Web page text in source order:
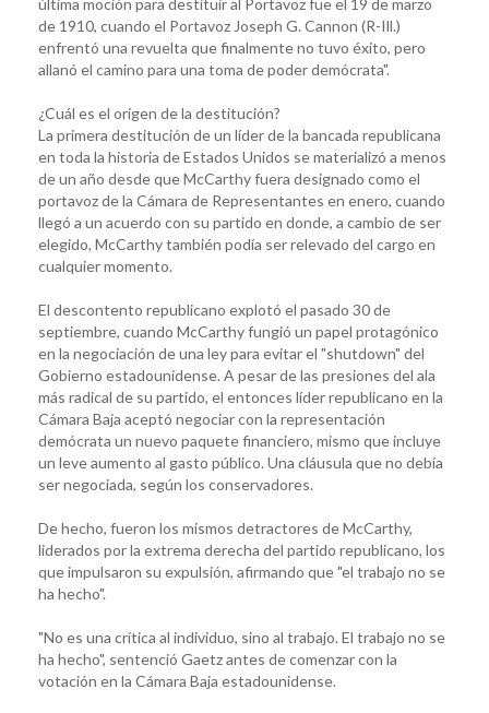
de 1910, cuando el Portavoz Joseph G. Cannon (R-Ill.)
enfrentó una revuelta que finalmente no tuvo éxito, pero
allanó el camino para una toma de poder demócrata".
¿Cuál es el origen de la destitución?
La primera destitución de un líder de la bancada republicana
en toda la historia de Estados Unidos se materializó a menos
de un año desde que McCarthy fuera designado como el
portavoz de la Cámara de Representantes en enero, cuando
llegó a un acuerdo con su partido en donde, a cambio de ser
elegido, McCarthy también podía ser relevado del cargo en
cualquier momento.
El descontento republicano explotó el pasado 30 de
septiembre, cuando McCarthy fungió un papel protagónico
en la negociación de una ley para evitar el "shutdown" del
Gobierno estadounidense. A pesar de las presiones del ala
más radical de su partido, el entonces líder republicano en la
Cámara Baja aceptó negociar con la representación
demócrata un nuevo paquete financiero, mismo que incluye
un leve aumento al gasto público. Una cláusula que no debía
ser negociada, según los conservadores.
De hecho, fueron los mismos detractores de McCarthy,
liderados por la extrema derecha del partido republicano, los
que impulsaron su expulsión, afirmando que "el trabajo no se
ha hecho".
"No es una crítica al individuo, sino al trabajo. El trabajo no se
ha hecho", sentenció Gaetz antes de comenzar con la
votación en la Cámara Baja estadounidense.